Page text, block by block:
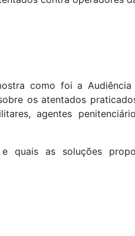
como foi a Audiência
os atentados
agentes
quais as soluções